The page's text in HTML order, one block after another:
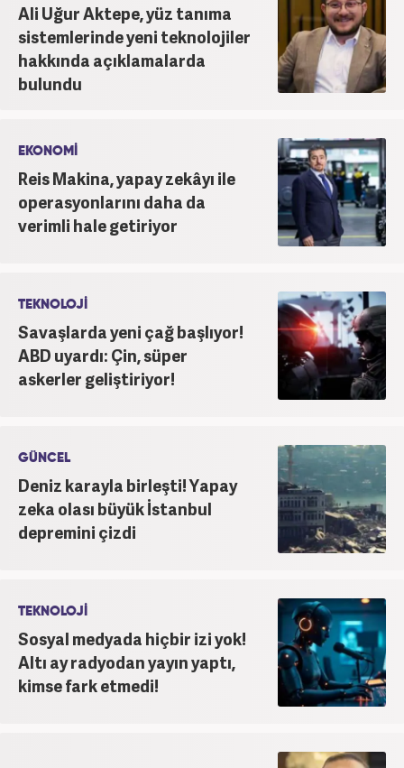
Ali Uğur Aktepe, yüz tanıma
sistemlerinde yeni teknolojiler
hakkında açıklamalarda
bulundu
EKONOMİ
Reis Makina, yapay zekâyı ile
operasyonlarını daha da
verimli hale getiriyor
TEKNOLOJİ
Savaşlarda yeni çağ başlıyor!
ABD uyardı: Çin, süper
askerler geliştiriyor!
GÜNCEL
Deniz karayla birleşti! Yapay
zeka olası büyük İstanbul
depremini çizdi
TEKNOLOJİ
Sosyal medyada hiçbir izi yok!
Altı ay radyodan yayın yaptı,
kimse fark etmedi!